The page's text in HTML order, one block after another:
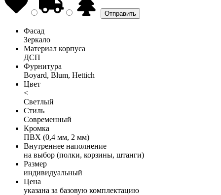
Фасад
Зеркало
Материал корпуса
ДСП
Фурнитура
Boyard, Blum, Hettich
Цвет
<
Светлый
Стиль
Современный
Кромка
ПВХ (0,4 мм, 2 мм)
Внутреннее наполнение
на выбор (полки, корзины, штанги)
Размер
индивидуальный
Цена
указана за базовую комплектацию